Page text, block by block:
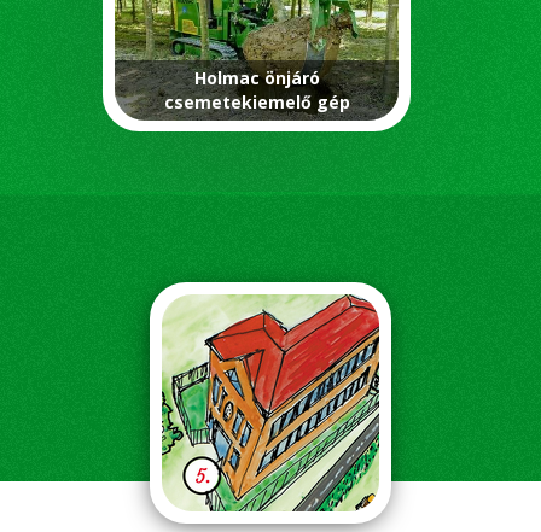
Holmac önjáró
csemetekiemelő gép